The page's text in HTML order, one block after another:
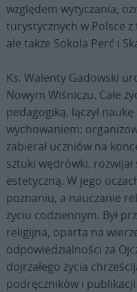
względem wytyczania,
turystycznych w Polsce z
ale także Sokola Perć i
Ks. Walenty Gadowski
Nowym Wiśniczu. Całe
pedagogiką, łączył
wychowaniem:
zabierał uczniów na
sztuki wędrówki,
estetyczną. W jego
poznaniu, a nauczanie
życiu codziennym. Był
religijna, oparta na
odpowiedzialności za
dojrzałego życia
podręczników i